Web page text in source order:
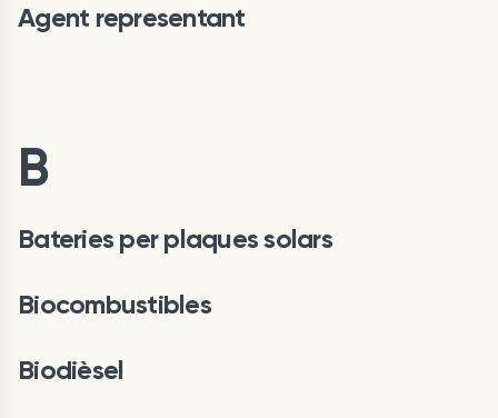
Agent representant
B
Bateries per plaques solars
Biocombustibles
Biodièsel